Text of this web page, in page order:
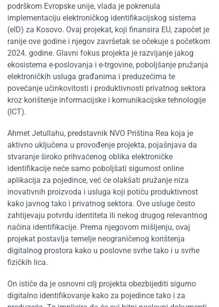
podrškom Evropske unije, vlada je pokrenula
implementaciju elektroničkog identifikacijskog sistema
(eID) za Kosovo. Ovaj projekat, koji finansira EU, započet je
ranije ove godine i njegov završetak se očekuje s početkom
2024. godine. Glavni fokus projekta je razvijanje jakog
ekosistema e-poslovanja i e-trgovine, poboljšanje pružanja
elektroničkih usluga građanima i preduzećima te
povećanje učinkovitosti i produktivnosti privatnog sektora
kroz korištenje informacijske i komunikacijske tehnologije
(ICT).
Ahmet Jetullahu, predstavnik NVO Priština Rea koja je
aktivno uključena u provođenje projekta, pojašnjava da
stvaranje široko prihvaćenog oblika elektroničke
identifikacije neće samo poboljšati sigurnost online
aplikacija za pojedince, već će olakšati pružanje niza
inovativnih proizvoda i usluga koji potiču produktivnost
kako javnog tako i privatnog sektora. Ove usluge često
zahtijevaju potvrdu identiteta ili nekog drugog relevantnog
načina identifikacije. Prema njegovom mišljenju, ovaj
projekat postavlja temelje neograničenog korištenja
digitalnog prostora kako u poslovne svrhe tako i u svrhe
fizičkih lica.
On ističe da je osnovni cilj projekta obezbijediti sigurno
digitalno identifikovanje kako za pojedince tako i za